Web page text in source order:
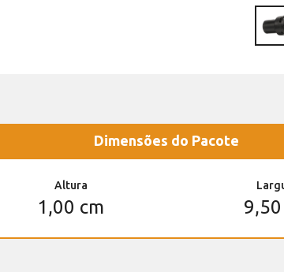
Dimensões do Pacote
Altura
1,00 cm